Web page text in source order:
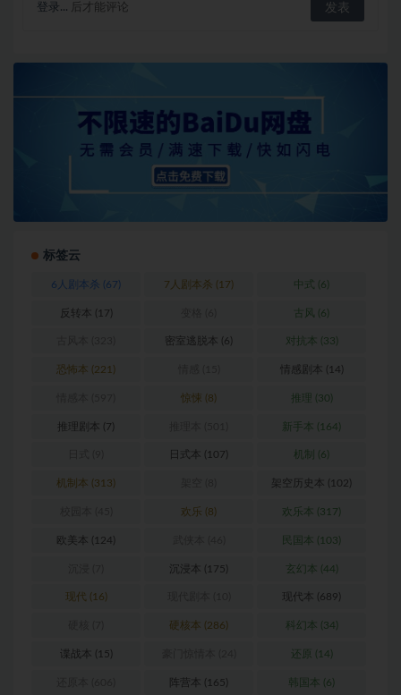
登录... 后才能评论
标签云
6人剧本杀 (67) 7人剧本杀 (17) 中式 (6)
反转本 (17) 古风 (6)
密室逃脱本 (6) 对抗本 (33)
恐怖本 (221) 情感剧本 (14)
惊悚 (8) 推理 (30)
推理剧本 (7) 新手本 (164)
日式本 (107) 机制 (6)
机制本 (313) 架空历史本 (102)
欢乐 (8) 欢乐本 (317)
欧美本 (124) 民国本 (103)
沉浸本 (175) 玄幻本 (44)
现代 (16) 现代本 (689)
硬核本 (286) 科幻本 (34)
谍战本 (15) 还原 (14)
阵营本 (165) 韩国本 (6)